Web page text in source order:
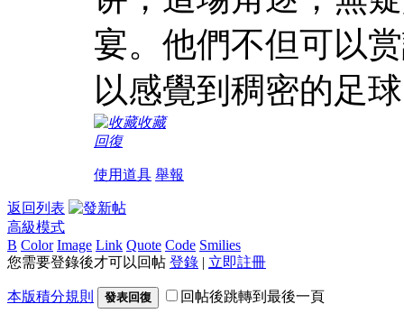
宴。他們不但可以
以感覺到稠密的足
收藏
回復
使用道具 舉報
返回列表
高級模式
B Color Image Link Quote Code Smilies
您需要登錄後才可以回帖 登錄 | 立即註冊
本版積分規則 發表回復 回帖後跳轉到最後一頁